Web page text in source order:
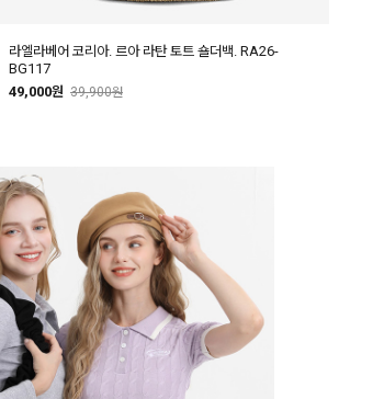
라엘라베어 코리아. 르아 라탄 토트 숄더백. RA26-
BG117
49,000원 39,900원